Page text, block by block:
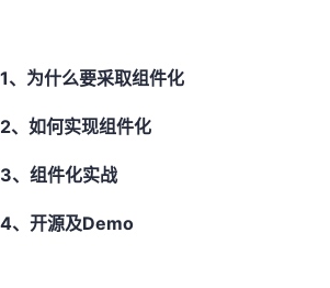
1、为什么要采取组件化
2、如何实现组件化
3、组件化实战
4、开源及Demo